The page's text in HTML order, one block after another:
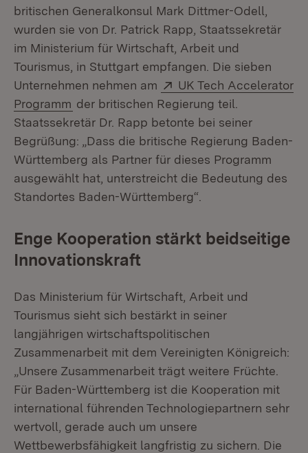
britischen Generalkonsul Mark Dittmer-Odell,
wurden sie von Dr. Patrick Rapp, Staatssekretär
im Ministerium für Wirtschaft, Arbeit und
Tourismus, in Stuttgart empfangen. Die sieben
Unternehmen nehmen am
Extern:
UK Tech Accelerator
Programm (Öffnet in neuem Fenster)
der britischen Regierung teil.
Staatssekretär Dr. Rapp betonte bei seiner
Begrüßung: „Dass die britische Regierung Baden-
Württemberg als Partner für dieses Programm
ausgewählt hat, unterstreicht die Bedeutung des
Standortes Baden-Württemberg“.
Enge Kooperation stärkt beidseitige
Innovationskraft
Das Ministerium für Wirtschaft, Arbeit und
Tourismus sieht sich bestärkt in seiner
langjährigen wirtschaftspolitischen
Zusammenarbeit mit dem Vereinigten Königreich:
„Unsere Zusammenarbeit trägt weitere Früchte.
Für Baden-Württemberg ist die Kooperation mit
international führenden Technologiepartnern sehr
wertvoll, gerade auch um unsere
Wettbewerbsfähigkeit langfristig zu sichern. Die